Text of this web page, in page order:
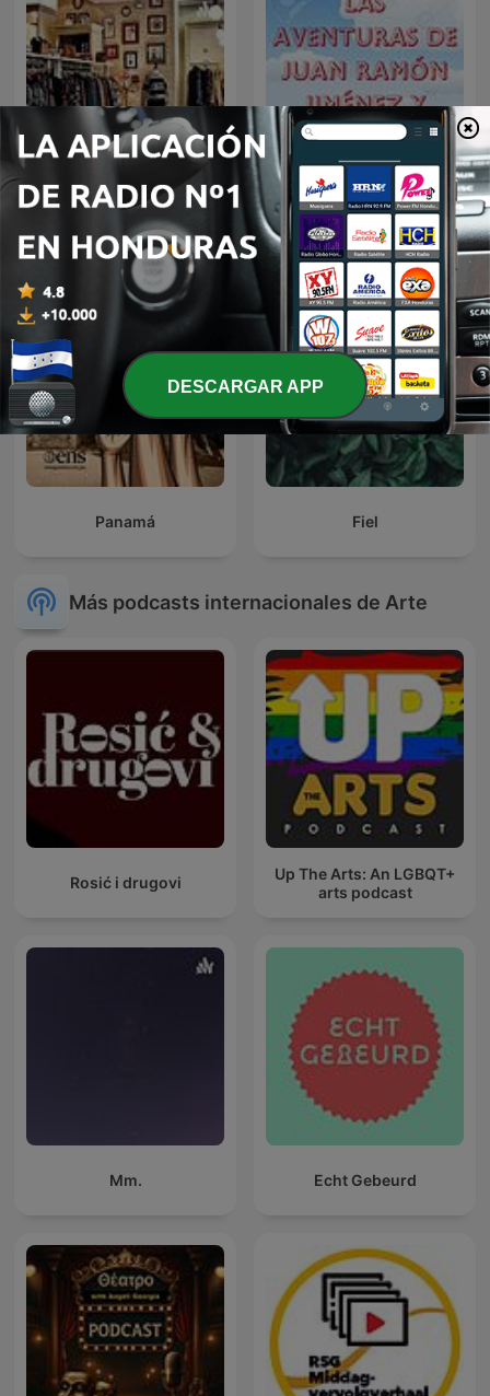
Tienda RPK Radial
Panamá Fiel
Más podcasts internacionales de Arte
Rosić i drugovi
Up The Arts: An LGBQT+
arts podcast
Mm. Echt Gebeurd
DESCARGAR APP